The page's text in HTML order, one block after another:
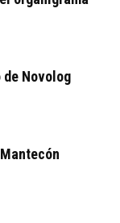
de Novolog